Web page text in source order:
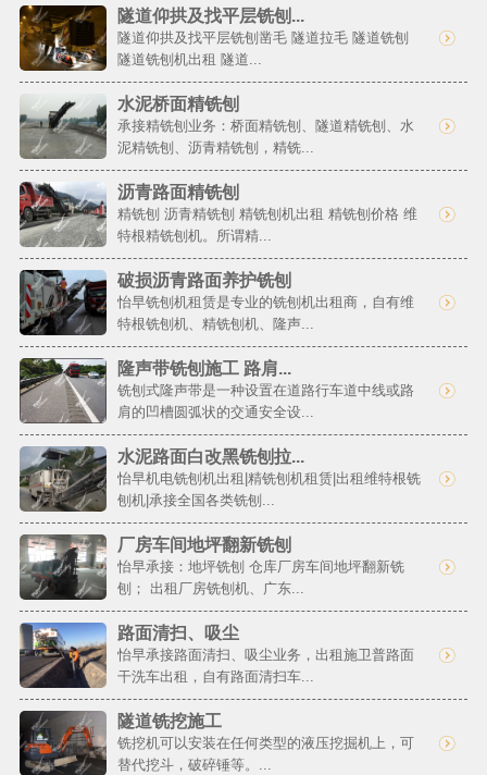
隧道仰拱及找平层铣刨...
隧道仰拱及找平层铣刨凿毛 隧道拉毛 隧道铣刨
隧道铣刨机出租 隧道...
水泥桥面精铣刨
承接精铣刨业务：桥面精铣刨、隧道精铣刨、水
泥精铣刨、沥青精铣刨，精铣...
沥青路面精铣刨
精铣刨 沥青精铣刨 精铣刨机出租 精铣刨价格 维
特根精铣刨机。所谓精...
破损沥青路面养护铣刨
怡早铣刨机租赁是专业的铣刨机出租商，自有维
特根铣刨机、精铣刨机、隆声...
隆声带铣刨施工 路肩...
铣刨式隆声带是一种设置在道路行车道中线或路
肩的凹槽圆弧状的交通安全设...
水泥路面白改黑铣刨拉...
怡早机电铣刨机出租|精铣刨机租赁|出租维特根铣
刨机|承接全国各类铣刨...
厂房车间地坪翻新铣刨
怡早承接：地坪铣刨 仓库厂房车间地坪翻新铣
刨； 出租厂房铣刨机、广东...
路面清扫、吸尘
怡早承接路面清扫、吸尘业务，出租施卫普路面
干洗车出租，自有路面清扫车...
隧道铣挖施工
铣挖机可以安装在任何类型的液压挖掘机上，可
替代挖斗，破碎锤等。...